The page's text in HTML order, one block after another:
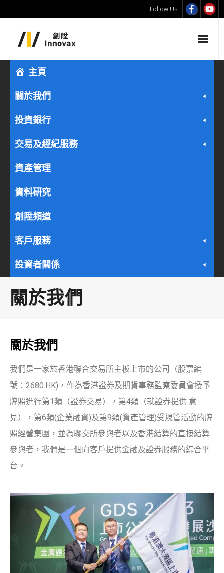
Follow Us
主頁
關於我們
投資銀行
交易及經紀服務
資產管理
資料研究
創陞頻道
客戶服務
投資者關係
關於我們
關於我們
我們是一家於香港聯合交易所主板上市的公司（股票編
號：2680.HK) ， 作為香港證券及期貨事務監察委員會授予
牌照進行第1類（證券交易），第4類（就證券提供 意
見），第6類(企業融資)及第9類(資產管理)受規管活動的牌
照經營集團，並為聯交所參與者以及香港結算的直接結算
參與者，我們是一個向客戶提供金融及證券服務的綜合平
台 。